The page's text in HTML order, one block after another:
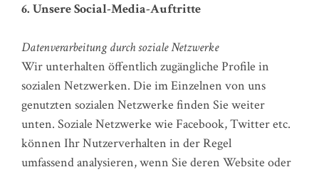
6. Unsere Social-Media-Auftritte
Datenverarbeitung durch soziale Netzwerke
Wir unterhalten öffentlich zugängliche Profile in
sozialen Netzwerken. Die im Einzelnen von uns
genutzten sozialen Netzwerke finden Sie weiter
unten. Soziale Netzwerke wie Facebook, Twitter etc.
können Ihr Nutzerverhalten in der Regel
umfassend analysieren, wenn Sie deren Website oder